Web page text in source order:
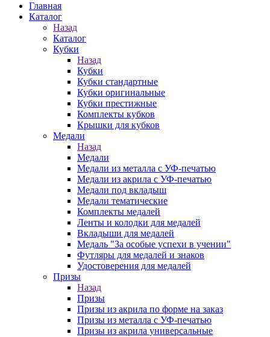
Главная
Каталог
Назад
Каталог
Кубки
Назад
Кубки
Кубки стандартные
Кубки оригинальные
Кубки престижные
Комплекты кубков
Крышки для кубков
Медали
Назад
Медали
Медали из металла с УФ-печатью
Медали из акрила с УФ-печатью
Медали под вкладыш
Медали тематические
Комплекты медалей
Ленты и колодки для медалей
Вкладыши для медалей
Медаль "За особые успехи в учении"
Футляры для медалей и знаков
Удостоверения для медалей
Призы
Назад
Призы
Призы из акрила по форме на заказ
Призы из металла с УФ-печатью
Призы из акрила универсальные